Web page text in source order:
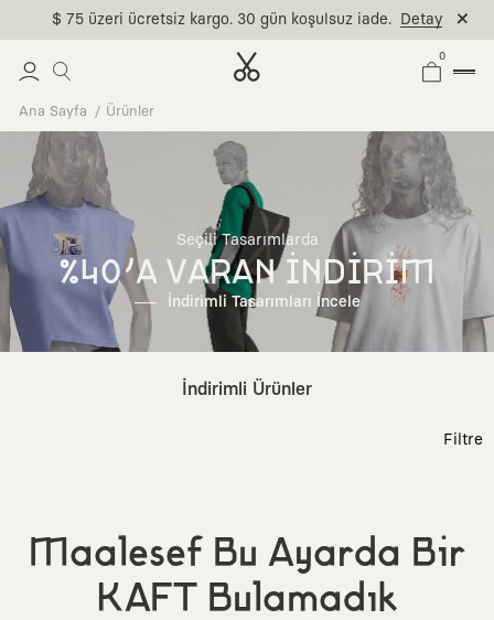
$ 75 üzeri ücretsiz kargo. 30 gün koşulsuz iade. Detay
0
Ana Sayfa Ürünler
Seçili Tasarımlarda
%40'A VARAN İNDİRİM
İndirimli Tasarımları İncele
İndirimli Ürünler
Filtre
Maalesef Bu Ayarda Bir
KAFT Bulamadık